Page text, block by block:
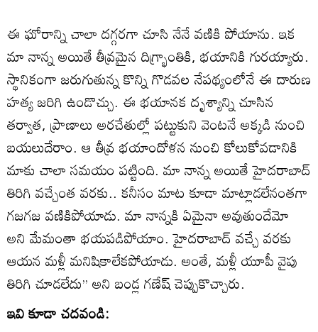
ఈ ఘోరాన్ని చాలా దగ్గరగా చూసి నేనే వణికి పోయాను. ఇక
మా నాన్న అయితే తీవ్రమైన దిగ్భ్రాంతికి, భయానికి గురయ్యారు.
స్థానికంగా జరుగుతున్న కొన్ని గొడవల నేపథ్యంలోనే ఈ దారుణ
హత్య జరిగి ఉండొచ్చు. ఈ భయానక దృశ్యాన్ని చూసిన
తర్వాత, ప్రాణాలు అరచేతుల్లో పట్టుకుని వెంటనే అక్కడి నుంచి
బయలుదేరాం. ఆ తీవ్ర భయాందోళన నుంచి కోలుకోవడానికి
మాకు చాలా సమయం పట్టింది. మా నాన్న అయితే హైదరాబాద్
తిరిగి వచ్చేంత వరకు.. కనీసం మాట కూడా మాట్లాడలేనంతగా
గజగజ వణికిపోయాడు. మా నాన్నకి ఏమైనా అవుతుందేమో
అని మేమంతా భయపడిపోయాం. హైదరాబాద్ వచ్చే వరకు
ఆయన మళ్లీ మనిషికాలేకపోయాడు. అంతే, మళ్లీ యూపీ వైపు
తిరిగి చూడలేదు’’ అని బండ్ల గణేష్ చెప్పుకొచ్చారు.
ఇవి కూడా చదవండి: